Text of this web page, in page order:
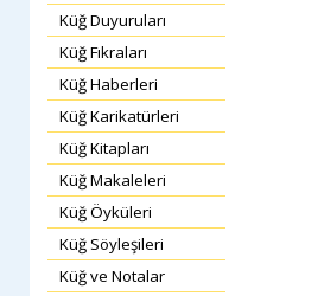
Küğ Duyuruları
Küğ Fıkraları
Küğ Haberleri
Küğ Karikatürleri
Küğ Kitapları
Küğ Makaleleri
Küğ Öyküleri
Küğ Söyleşileri
Küğ ve Notalar